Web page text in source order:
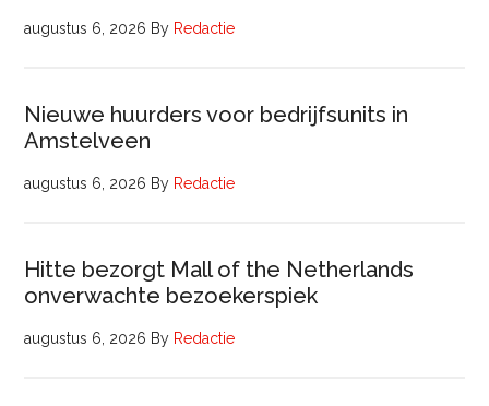
augustus 6, 2026 By Redactie
Nieuwe huurders voor bedrijfsunits in
Amstelveen
augustus 6, 2026 By Redactie
Hitte bezorgt Mall of the Netherlands
onverwachte bezoekerspiek
augustus 6, 2026 By Redactie